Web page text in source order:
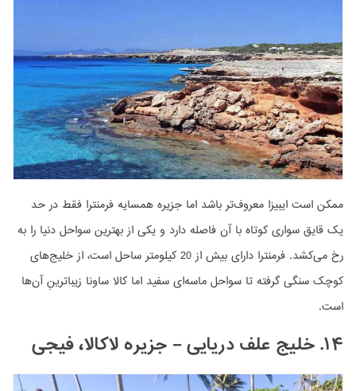
ممکن است ایبیزا معروف‌تر باشد اما جزیره همسایه فرمنترا فقط در حد
یک قایق سواری کوتاه با آن فاصله دارد و یکی از بهترین سواحل دنیا را به
رخ می‌کشد. فرمنترا دارای بیش از 20 کیلومتر ساحل است، از خلیج‌های
کوچک سنگی گرفته تا سواحل ماسه‌ای سفید اما کالا ساونا زیباترینِ آن‌ها
است.
۱۴. خلیج علف دریایی – جزیره لاکالا، فیجی